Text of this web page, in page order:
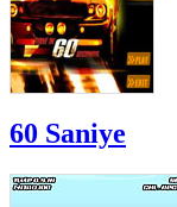
60 Saniye